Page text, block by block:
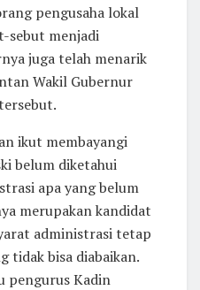
pengusaha lokal
sebut menjadi
juga telah menarik
Wakil Gubernur
ikut membayangi
belum diketahui
apa yang belum
merupakan kandidat
administrasi tetap
tidak bisa diabaikan.
pengurus Kadin